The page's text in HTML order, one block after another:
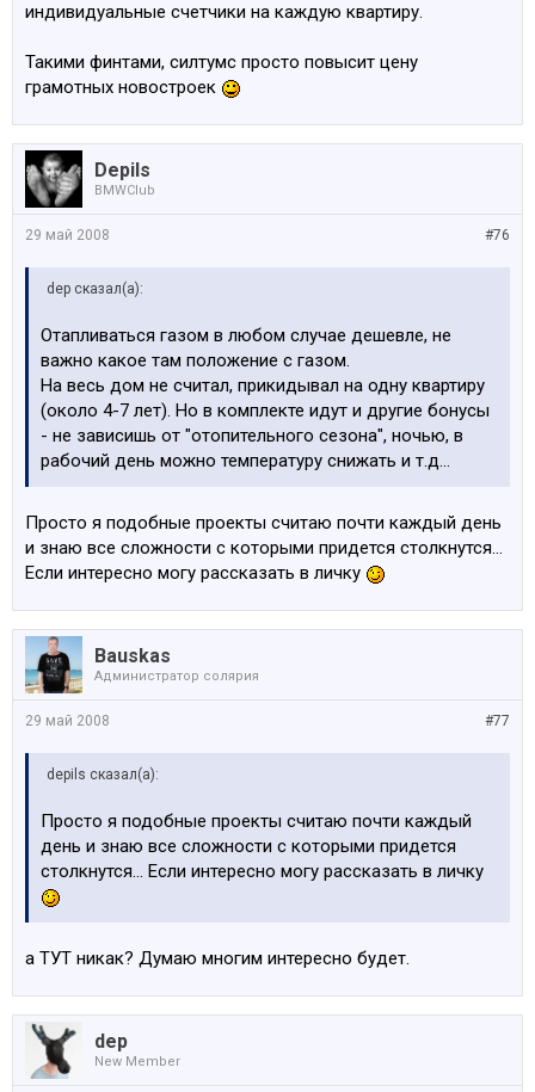
индивидуальные счетчики на каждую квартиру.
Такими финтами, силтумс просто повысит цену
грамотных новостроек
Depils
BMWClub
#76
29 май 2008
dep сказал(а):
Отапливаться газом в любом случае дешевле, не
важно какое там положение с газом.
На весь дом не считал, прикидывал на одну квартиру
(около 4-7 лет). Но в комплекте идут и другие бонусы
- не зависишь от "отопительного сезона", ночью, в
рабочий день можно температуру снижать и т.д...
Просто я подобные проекты считаю почти каждый день
и знаю все сложности с которыми придется столкнутся...
Если интересно могу рассказать в личку
Bauskas
Администратop солярия
#77
29 май 2008
depils сказал(а):
Просто я подобные проекты считаю почти каждый
день и знаю все сложности с которыми придется
столкнутся... Если интересно могу рассказать в личку
а ТУТ никак? Думаю многим интересно будет.
dep
New Member